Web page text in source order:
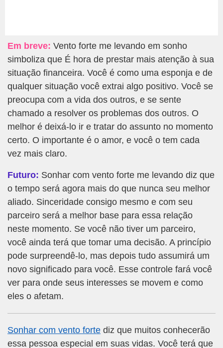
Em breve: Vento forte me levando em sonho
simboliza que É hora de prestar mais atenção à sua
situação financeira. Você é como uma esponja e de
qualquer situação você extrai algo positivo. Você se
preocupa com a vida dos outros, e se sente
chamado a resolver os problemas dos outros. O
melhor é deixá-lo ir e tratar do assunto no momento
certo. O importante é o amor, e você o tem cada
vez mais claro.
Futuro: Sonhar com vento forte me levando diz que
o tempo será agora mais do que nunca seu melhor
aliado. Sinceridade consigo mesmo e com seu
parceiro será a melhor base para essa relação
neste momento. Se você não tiver um parceiro,
você ainda terá que tomar uma decisão. A princípio
pode surpreendê-lo, mas depois tudo assumirá um
novo significado para você. Esse controle fará você
ver para onde seus interesses se movem e como
eles o afetam.
Sonhar com vento forte diz que muitos conhecerão
essa pessoa especial em suas vidas. Você terá que